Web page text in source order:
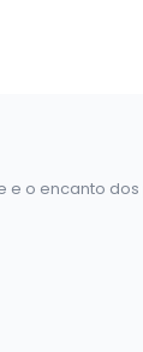
e o encanto